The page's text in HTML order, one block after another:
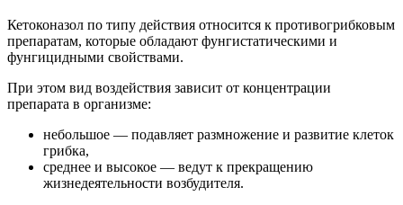
Кетоконазол по типу действия относится к противогрибковым
препаратам, которые обладают фунгистатическими и
фунгицидными свойствами.
При этом вид воздействия зависит от концентрации
препарата в организме:
небольшое — подавляет размножение и развитие клеток
грибка,
среднее и высокое — ведут к прекращению
жизнедеятельности возбудителя.